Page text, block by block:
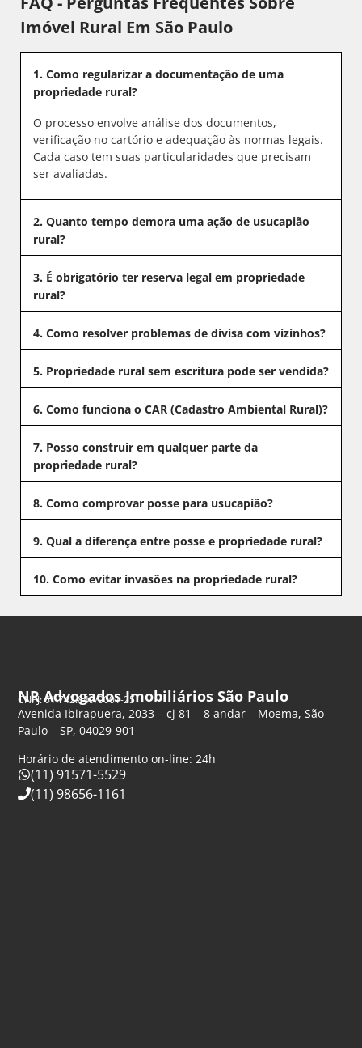
Imóvel Rural Em São Paulo
1. Como regularizar a documentação de uma
propriedade rural?
O processo envolve análise dos documentos,
verificação no cartório e adequação às normas legais.
Cada caso tem suas particularidades que precisam
ser avaliadas.
2. Quanto tempo demora uma ação de usucapião
rural?
3. É obrigatório ter reserva legal em propriedade
rural?
4. Como resolver problemas de divisa com vizinhos?
5. Propriedade rural sem escritura pode ser vendida?
6. Como funciona o CAR (Cadastro Ambiental Rural)?
7. Posso construir em qualquer parte da
propriedade rural?
8. Como comprovar posse para usucapião?
9. Qual a diferença entre posse e propriedade rural?
10. Como evitar invasões na propriedade rural?
NR Advogados Imobiliários São Paulo
CNPJ: 61.742.849/0001-25
Avenida Ibirapuera, 2033 – cj 81 – 8 andar – Moema, São
Paulo – SP, 04029-901
Horário de atendimento on-line: 24h
(11) 91571-5529
(11) 98656-1161